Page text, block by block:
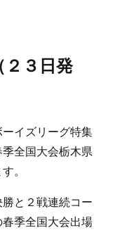
３日発
イズリーグ特集
全国大会栃木県
。
と２戦連続コー
季全国大会出場